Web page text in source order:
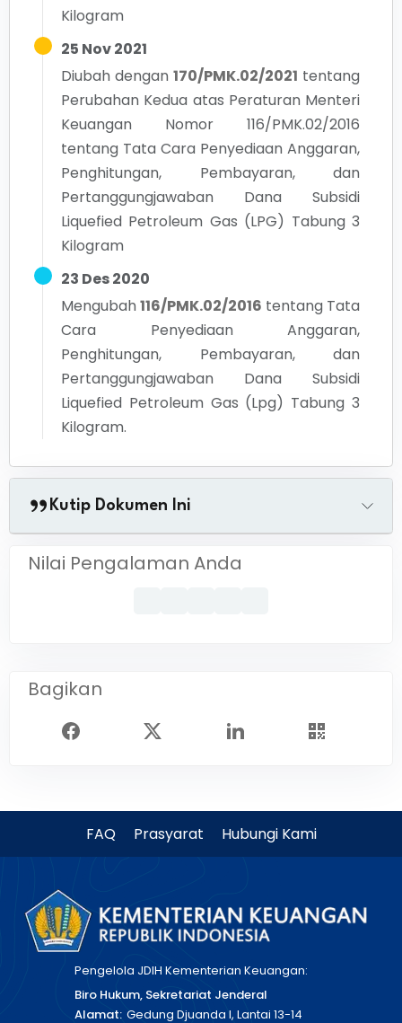
Kilogram
25 Nov 2021
Diubah dengan 170/PMK.02/2021 tentang
Perubahan Kedua atas Peraturan Menteri
Keuangan Nomor 116/PMK.02/2016
tentang Tata Cara Penyediaan Anggaran,
Penghitungan, Pembayaran, dan
Pertanggungjawaban Dana Subsidi
Liquefied Petroleum Gas (LPG) Tabung 3
Kilogram
23 Des 2020
Mengubah116/PMK.02/2016 tentang Tata
Cara Penyediaan Anggaran,
Penghitungan, Pembayaran, dan
Pertanggungjawaban Dana Subsidi
Liquefied Petroleum Gas (Lpg) Tabung 3
Kilogram.
Kutip Dokumen Ini
Nilai Pengalaman Anda
Bagikan
FAQ Prasyarat Hubungi Kami
Pengelola JDIH Kementerian Keuangan:
Biro Hukum, Sekretariat Jenderal
Alamat: Gedung Djuanda I, Lantai 13-14